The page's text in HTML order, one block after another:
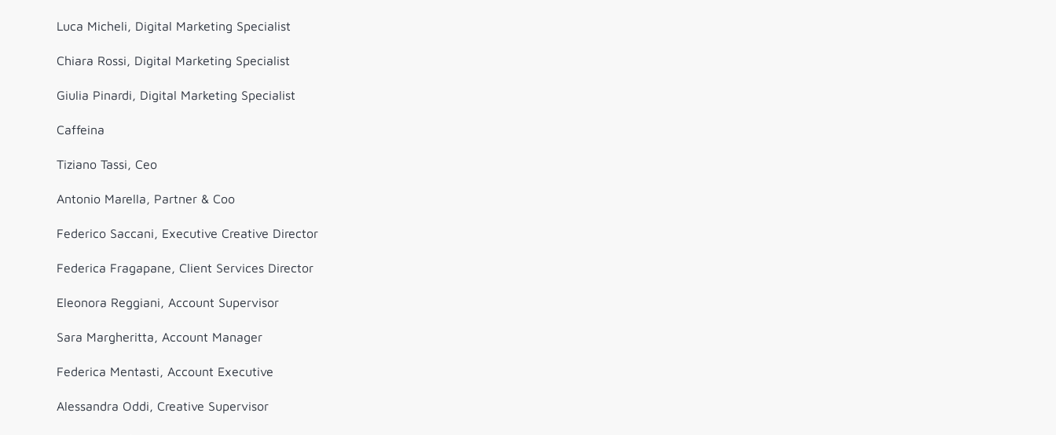
Luca Micheli, Digital Marketing Specialist
Chiara Rossi, Digital Marketing Specialist
Giulia Pinardi, Digital Marketing Specialist
Caffeina
Tiziano Tassi, Ceo
Antonio Marella, Partner & Coo
Federico Saccani, Executive Creative Director
Federica Fragapane, Client Services Director
Eleonora Reggiani, Account Supervisor
Sara Margheritta, Account Manager
Federica Mentasti, Account Executive
Alessandra Oddi, Creative Supervisor